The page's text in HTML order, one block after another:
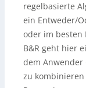
regelbasierte
ein Entweder/
oder im besten
B&R geht hier
dem Anwender
zu kombinieren